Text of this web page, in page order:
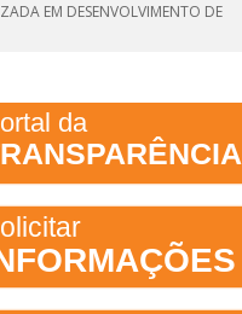
EM DESENVOLVIMENTO DE
da